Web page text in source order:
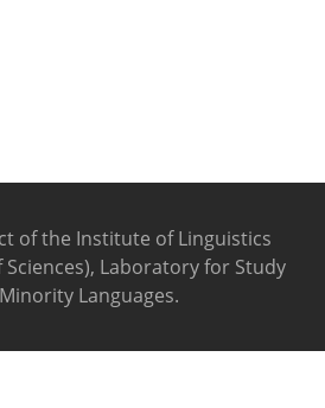
of the Institute of Linguistics
Sciences), Laboratory for Study
Languages.